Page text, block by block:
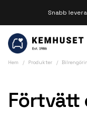
Beställ innan kl 12 så
Hem Produkter
Förtvätt